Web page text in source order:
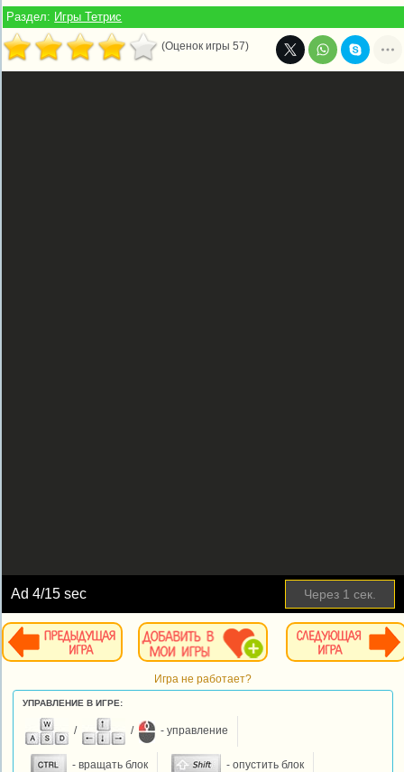
Раздел: Игры Тетрис
(Оценок игры 57)
Ad4/15 sec Через 1 сек.
Игра не работает?
УПРАВЛЕНИЕ В ИГРЕ:
/ / - управление
- вращать блок - опустить блок